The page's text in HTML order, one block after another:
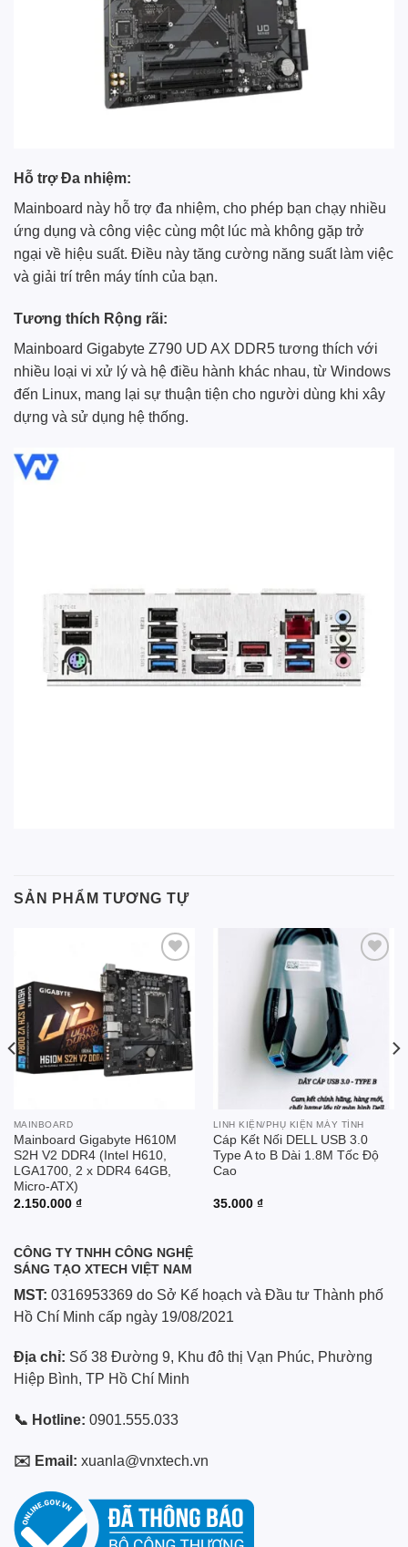
Hỗ trợ Đa nhiệm:
Mainboard này hỗ trợ đa nhiệm, cho phép bạn chạy nhiều
ứng dụng và công việc cùng một lúc mà không gặp trở
ngại về hiệu suất. Điều này tăng cường năng suất làm việc
và giải trí trên máy tính của bạn.
Tương thích Rộng rãi:
Mainboard Gigabyte Z790 UD AX DDR5 tương thích với
nhiều loại vi xử lý và hệ điều hành khác nhau, từ Windows
đến Linux, mang lại sự thuận tiện cho người dùng khi xây
dựng và sử dụng hệ thống.
SẢN PHẨM TƯƠNG TỰ
Add to
wishlist
MAINBOARD
Mainboard Gigabyte H610M
S2H V2 DDR4 (Intel H610,
LGA1700, 2 x DDR4 64GB,
Micro-ATX)
2.150.000 ₫
LINH KIỆN/PHỤ KIỆN MÁY TÍNH
Cáp Kết Nối DELL USB 3.0
Type A to B Dài 1.8M Tốc Độ
Cao
35.000 ₫
CÔNG TY TNHH CÔNG NGHỆ
SÁNG TẠO XTECH VIỆT NAM
MST: 0316953369 do Sở Kế hoạch và Đầu tư Thành phố
Hồ Chí Minh cấp ngày 19/08/2021
Địa chỉ: Số 38 Đường 9, Khu đô thị Vạn Phúc, Phường
Hiệp Bình, TP Hồ Chí Minh
📞 Hotline: 0901.555.033
✉️ Email: xuanla@vnxtech.vn